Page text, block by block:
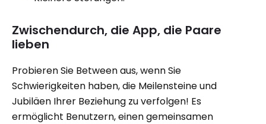
Zwischendurch, die App, die Paare
lieben
Probieren Sie Between aus, wenn Sie
Schwierigkeiten haben, die Meilensteine ​​und
Jubiläen Ihrer Beziehung zu verfolgen! Es
ermöglicht Benutzern, einen gemeinsamen